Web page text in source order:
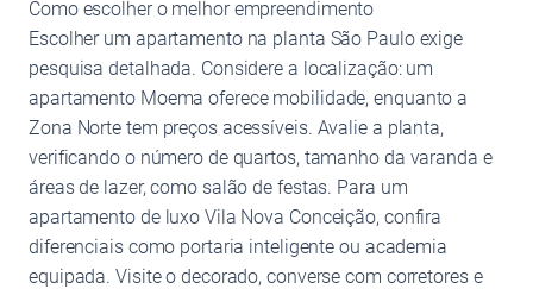
Como escolher o melhor empreendimento
Escolher um apartamento na planta São Paulo exige
pesquisa detalhada. Considere a localização: um
apartamento Moema oferece mobilidade, enquanto a
Zona Norte tem preços acessíveis. Avalie a planta,
verificando o número de quartos, tamanho da varanda e
áreas de lazer, como salão de festas. Para um
apartamento de luxo Vila Nova Conceição, confira
diferenciais como portaria inteligente ou academia
equipada. Visite o decorado, converse com corretores e